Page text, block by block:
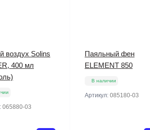
воздух Solins
400 мл
065880-03
Паяльный фен
ELEMENT 850
В наличии
Артикул: 085180-03